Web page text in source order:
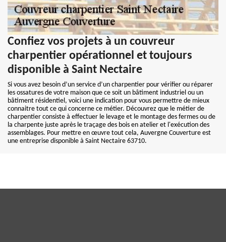
Confiez vos projets à un couvreur
charpentier opérationnel et toujours
disponible à Saint Nectaire
Si vous avez besoin d’un service d’un charpentier pour vérifier ou réparer
les ossatures de votre maison que ce soit un bâtiment industriel ou un
bâtiment résidentiel, voici une indication pour vous permettre de mieux
connaitre tout ce qui concerne ce métier. Découvrez que le métier de
charpentier consiste à effectuer le levage et le montage des fermes ou de
la charpente juste après le traçage des bois en atelier et l'exécution des
assemblages. Pour mettre en œuvre tout cela, Auvergne Couverture est
une entreprise disponible à Saint Nectaire 63710.